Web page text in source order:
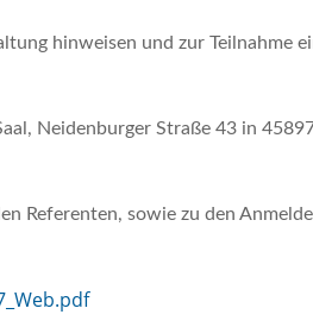
hinweisen und zur Teilnahme
Neidenburger Straße 43 in
Referenten, sowie zu den